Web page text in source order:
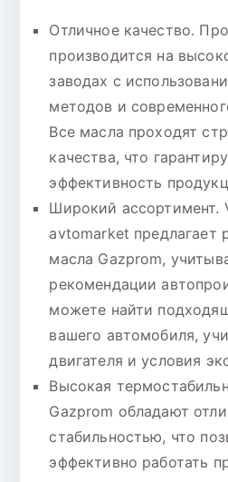
Отличное качество.
производится на
заводах с
методов и
Все масла проходят
качества, что
эффективность
Широкий ассортимент.
avtomarket предлагает
масла Gazprom,
рекомендации
можете найти
вашего автомобиля,
двигателя и условия
Высокая
Gazprom обладают
стабильностью, что
эффективно работать